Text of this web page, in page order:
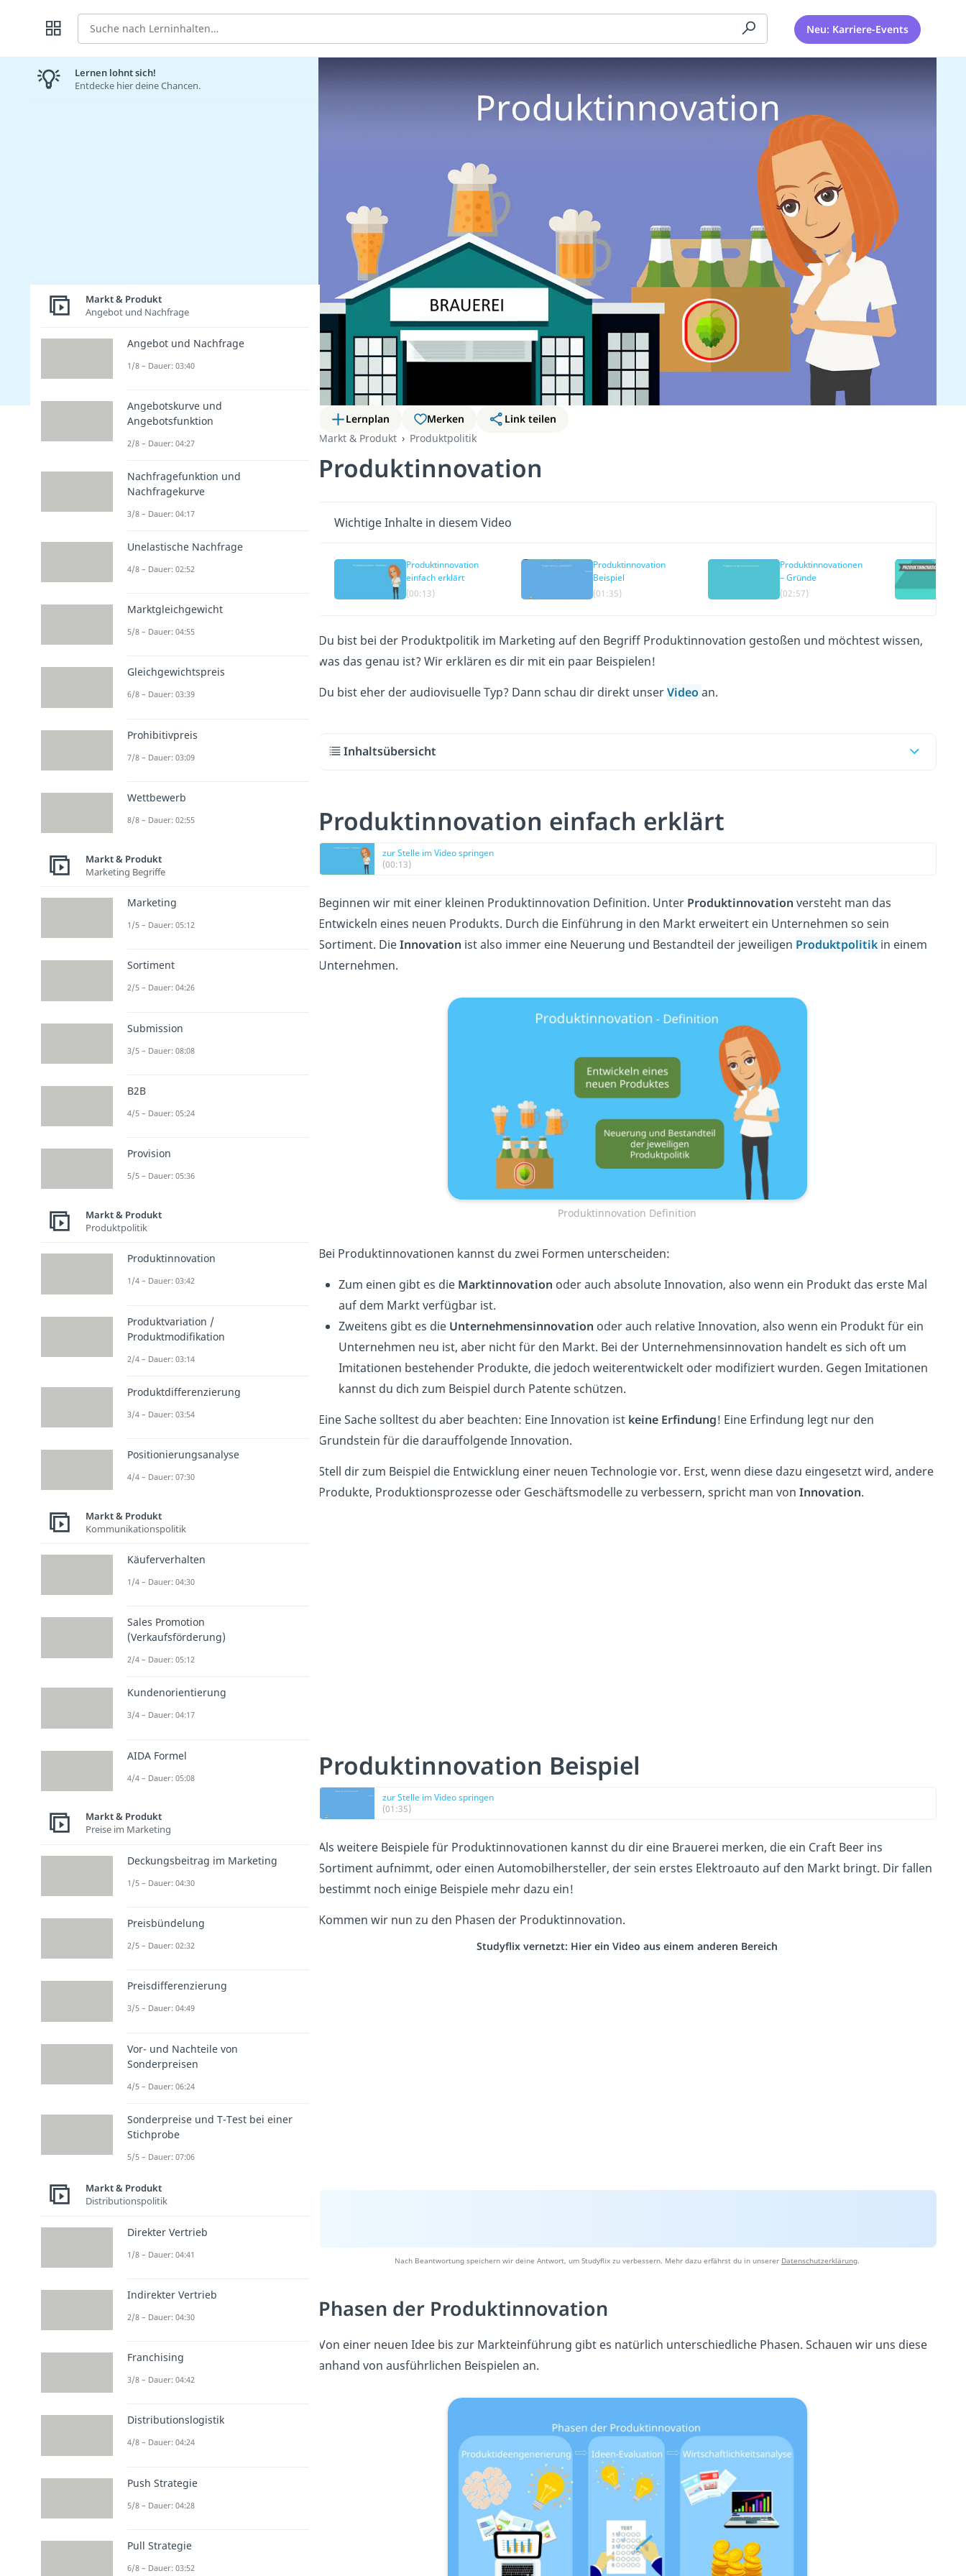
Suche Neu: Karriere-Events
Lernplan Merken
Link teilen
Markt & Produkt
Produktpolitik
Produktinnovation
Wichtige Inhalte in diesem Video
Produktinnovation
einfach erklärt
(00:13)
Produktinnovation
Beispiel
(01:35)
Produktinnovationen
– Gründe
(02:57)
Du bist bei der Produktpolitik im Marketing auf den Begriff Produktinnovation gestoßen und möchtest wissen,
was das genau ist? Wir erklären es dir mit ein paar Beispielen!
Du bist eher der audiovisuelle Typ? Dann schau dir direkt unserVideo an.
Inhaltsübersicht
Produktinnovation einfach erklärt
zur Stelle im Video springen
(00:13)
Beginnen wir mit einer kleinen Produktinnovation Definition. Unter Produktinnovation versteht man das
Entwickeln eines neuen Produkts. Durch die Einführung in den Markt erweitert ein Unternehmen so sein
Sortiment. DieInnovation ist also immer eine Neuerung und Bestandteil der jeweiligen Produktpolitik in einem
Unternehmen.
Produktinnovation Definition
Bei Produktinnovationen kannst du zwei Formen unterscheiden:
Zum einen gibt es die Marktinnovation oder auch absolute Innovation, also wenn ein Produkt das erste Mal
auf dem Markt verfügbar ist.
Zweitens gibt es die Unternehmensinnovation oder auch relative Innovation, also wenn ein Produkt für ein
Unternehmen neu ist, aber nicht für den Markt. Bei der Unternehmensinnovation handelt es sich oft um
Imitationen bestehender Produkte, die jedoch weiterentwickelt oder modifiziert wurden. Gegen Imitationen
kannst du dich zum Beispiel durch Patente schützen.
Eine Sache solltest du aber beachten: Eine Innovation ist keine Erfindung! Eine Erfindung legt nur den
Grundstein für die darauffolgende Innovation.
Stell dir zum Beispiel die Entwicklung einer neuen Technologie vor. Erst, wenn diese dazu eingesetzt wird, andere
Produkte, Produktionsprozesse oder Geschäftsmodelle zu verbessern, spricht man von Innovation.
Produktinnovation Beispiel
zur Stelle im Video springen
(01:35)
Als weitere Beispiele für Produktinnovationen kannst du dir eine Brauerei merken, die ein Craft Beer ins
Sortiment aufnimmt, oder einen Automobilhersteller, der sein erstes Elektroauto auf den Markt bringt. Dir fallen
bestimmt noch einige Beispiele mehr dazu ein!
Kommen wir nun zu den Phasen der Produktinnovation.
Studyflix vernetzt: Hier ein Video aus einem anderen Bereich
Nach Beantwortung speichern wir deine Antwort, um Studyflix zu verbessern. Mehr dazu erfährst du in unserer Datenschutzerklärung
Phasen der Produktinnovation
Von einer neuen Idee bis zur Markteinführung gibt es natürlich unterschiedliche Phasen. Schauen wir uns diese
anhand von ausführlichen Beispielen an.
Lernen lohnt sich!
Entdecke hier deine Chancen.
Markt & Produkt
Angebot und Nachfrage
Angebot und Nachfrage
1/8 – Dauer: 03:40
Angebotskurve und
Angebotsfunktion
2/8 – Dauer: 04:27
Nachfragefunktion und
Nachfragekurve
3/8 – Dauer: 04:17
Unelastische Nachfrage
4/8 – Dauer: 02:52
Marktgleichgewicht
5/8 – Dauer: 04:55
Gleichgewichtspreis
6/8 – Dauer: 03:39
Prohibitivpreis
7/8 – Dauer: 03:09
Wettbewerb
8/8 – Dauer: 02:55
Markt & Produkt
Marketing Begriffe
Marketing
1/5 – Dauer: 05:12
Sortiment
2/5 – Dauer: 04:26
Submission
3/5 – Dauer: 08:08
B2B
4/5 – Dauer: 05:24
Provision
5/5 – Dauer: 05:36
Markt & Produkt
Produktpolitik
Produktinnovation
1/4 – Dauer: 03:42
Produktvariation /
Produktmodifikation
2/4 – Dauer: 03:14
Produktdifferenzierung
3/4 – Dauer: 03:54
Positionierungsanalyse
4/4 – Dauer: 07:30
Markt & Produkt
Kommunikationspolitik
Käuferverhalten
1/4 – Dauer: 04:30
Sales Promotion
(Verkaufsförderung)
2/4 – Dauer: 05:12
Kundenorientierung
3/4 – Dauer: 04:17
AIDA Formel
4/4 – Dauer: 05:08
Markt & Produkt
Preise im Marketing
Deckungsbeitrag im Marketing
1/5 – Dauer: 04:30
Preisbündelung
2/5 – Dauer: 02:32
Preisdifferenzierung
3/5 – Dauer: 04:49
Vor- und Nachteile von
Sonderpreisen
4/5 – Dauer: 06:24
Sonderpreise und T-Test bei einer
Stichprobe
5/5 – Dauer: 07:06
Markt & Produkt
Distributionspolitik
Direkter Vertrieb
1/8 – Dauer: 04:41
Indirekter Vertrieb
2/8 – Dauer: 04:30
Franchising
3/8 – Dauer: 04:42
Distributionslogistik
4/8 – Dauer: 04:24
Push Strategie
5/8 – Dauer: 04:28
Pull Strategie
6/8 – Dauer: 03:52